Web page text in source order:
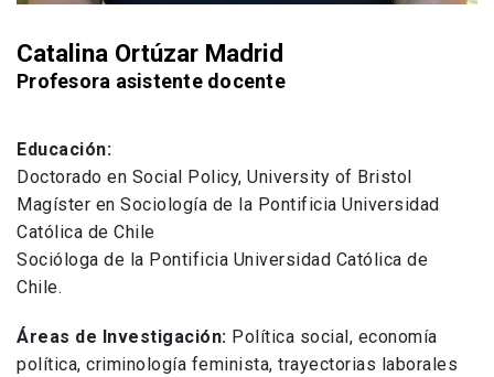
Catalina Ortúzar Madrid
Profesora asistente docente
Educación:
Doctorado en Social Policy, University of Bristol
Magíster en Sociología de la Pontificia Universidad
Católica de Chile
Socióloga de la Pontificia Universidad Católica de
Chile.
Áreas de Investigación: Política social, economía
política, criminología feminista, trayectorias laborales